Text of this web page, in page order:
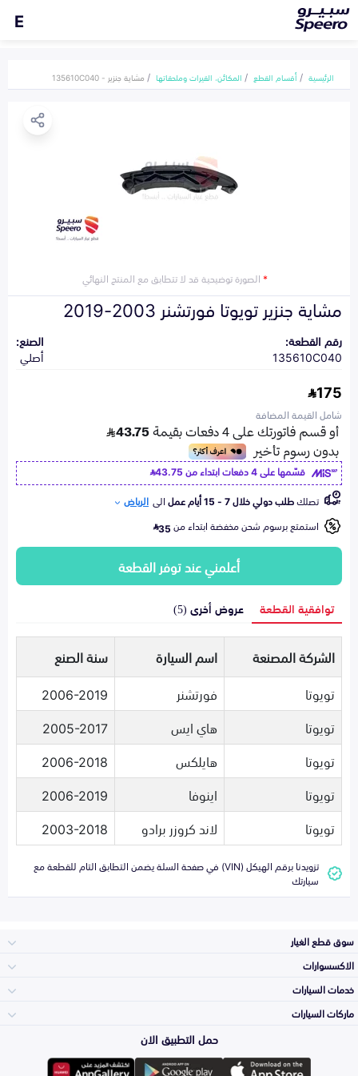
E
الرئيسية أقسام القطع المكائن، القيرات وملحقاتها مشاية جنزير - 135610C040
*الصورة توضيحية قد لا تتطابق مع المنتج النهائي
مشاية جنزير تويوتا فورتشنر 2003-2019
رقم القطعة:
135610C040
الصنع:
أصلي
175
شامل القيمة المضافة
قسّمها على 4 دفعات ابتداء من
43.75
تصلكطلب دولي خلال 7 - 15 أيام عمل الى الرياض
استمتع برسوم شحن مخفضة ابتداء من35
أعلمني عند توفر القطعة
توافقية القطعة عروض أخرى (5)
الشركة المصنعة اسم السيارة
سنة الصنع
تويوتا
فورتشنر
2006-2019
تويوتا
هاي ايس
2005-2017
تويوتا
هايلكس
2006-2018
تويوتا
اينوفا
2006-2019
تويوتا
لاند كروزر برادو 2003-2018
تزويدنا برقم الهيكل (VIN) في صفحة السلة يضمن التطابق التام للقطعة مع
سيارتك
سوق قطع الغيار
المكائن، القيرات
وملحقاتها
الاكسسوارات
خدمات السيارات
الأكثر مبيعاً
ماركات السيارات
تويوتا
حمل التطبيق الان